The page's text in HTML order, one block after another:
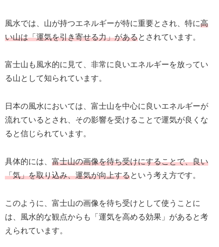
風水では、山が持つエネルギーが特に重要とされ、特に高
い山は「運気を引き寄せる力」があるとされています。
富士山も風水的に見て、非常に良いエネルギーを放ってい
る山として知られています。
日本の風水においては、富士山を中心に良いエネルギーが
流れているとされ、その影響を受けることで運気が良くな
ると信じられています。
具体的には、 富士山の画像を待ち受けにすることで、良い
「気」を取り込み、運気が向上するという考え方です。
このように、富士山の画像を待ち受けとして使うことに
は、風水的な観点からも「運気を高める効果」があると考
えられています。